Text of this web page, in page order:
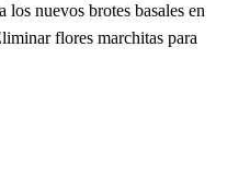
los nuevos brotes basales en
flores marchitas para